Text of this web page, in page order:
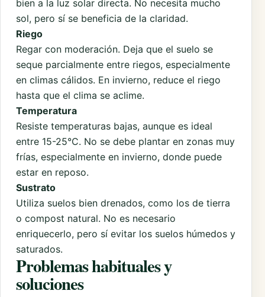
bien a la luz solar directa. No necesita mucho
sol, pero sí se beneficia de la claridad.
Riego
Regar con moderación. Deja que el suelo se
seque parcialmente entre riegos, especialmente
en climas cálidos. En invierno, reduce el riego
hasta que el clima se aclime.
Temperatura
Resiste temperaturas bajas, aunque es ideal
entre 15-25°C. No se debe plantar en zonas muy
frías, especialmente en invierno, donde puede
estar en reposo.
Sustrato
Utiliza suelos bien drenados, como los de tierra
o compost natural. No es necesario
enriquecerlo, pero sí evitar los suelos húmedos y
saturados.
Problemas habituales y
soluciones